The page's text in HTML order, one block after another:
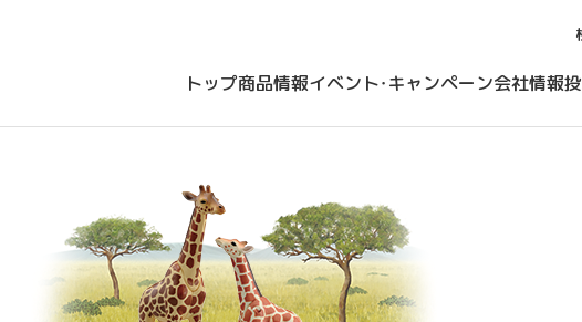
トップ商品情報イベント・キャンペーン会社情報